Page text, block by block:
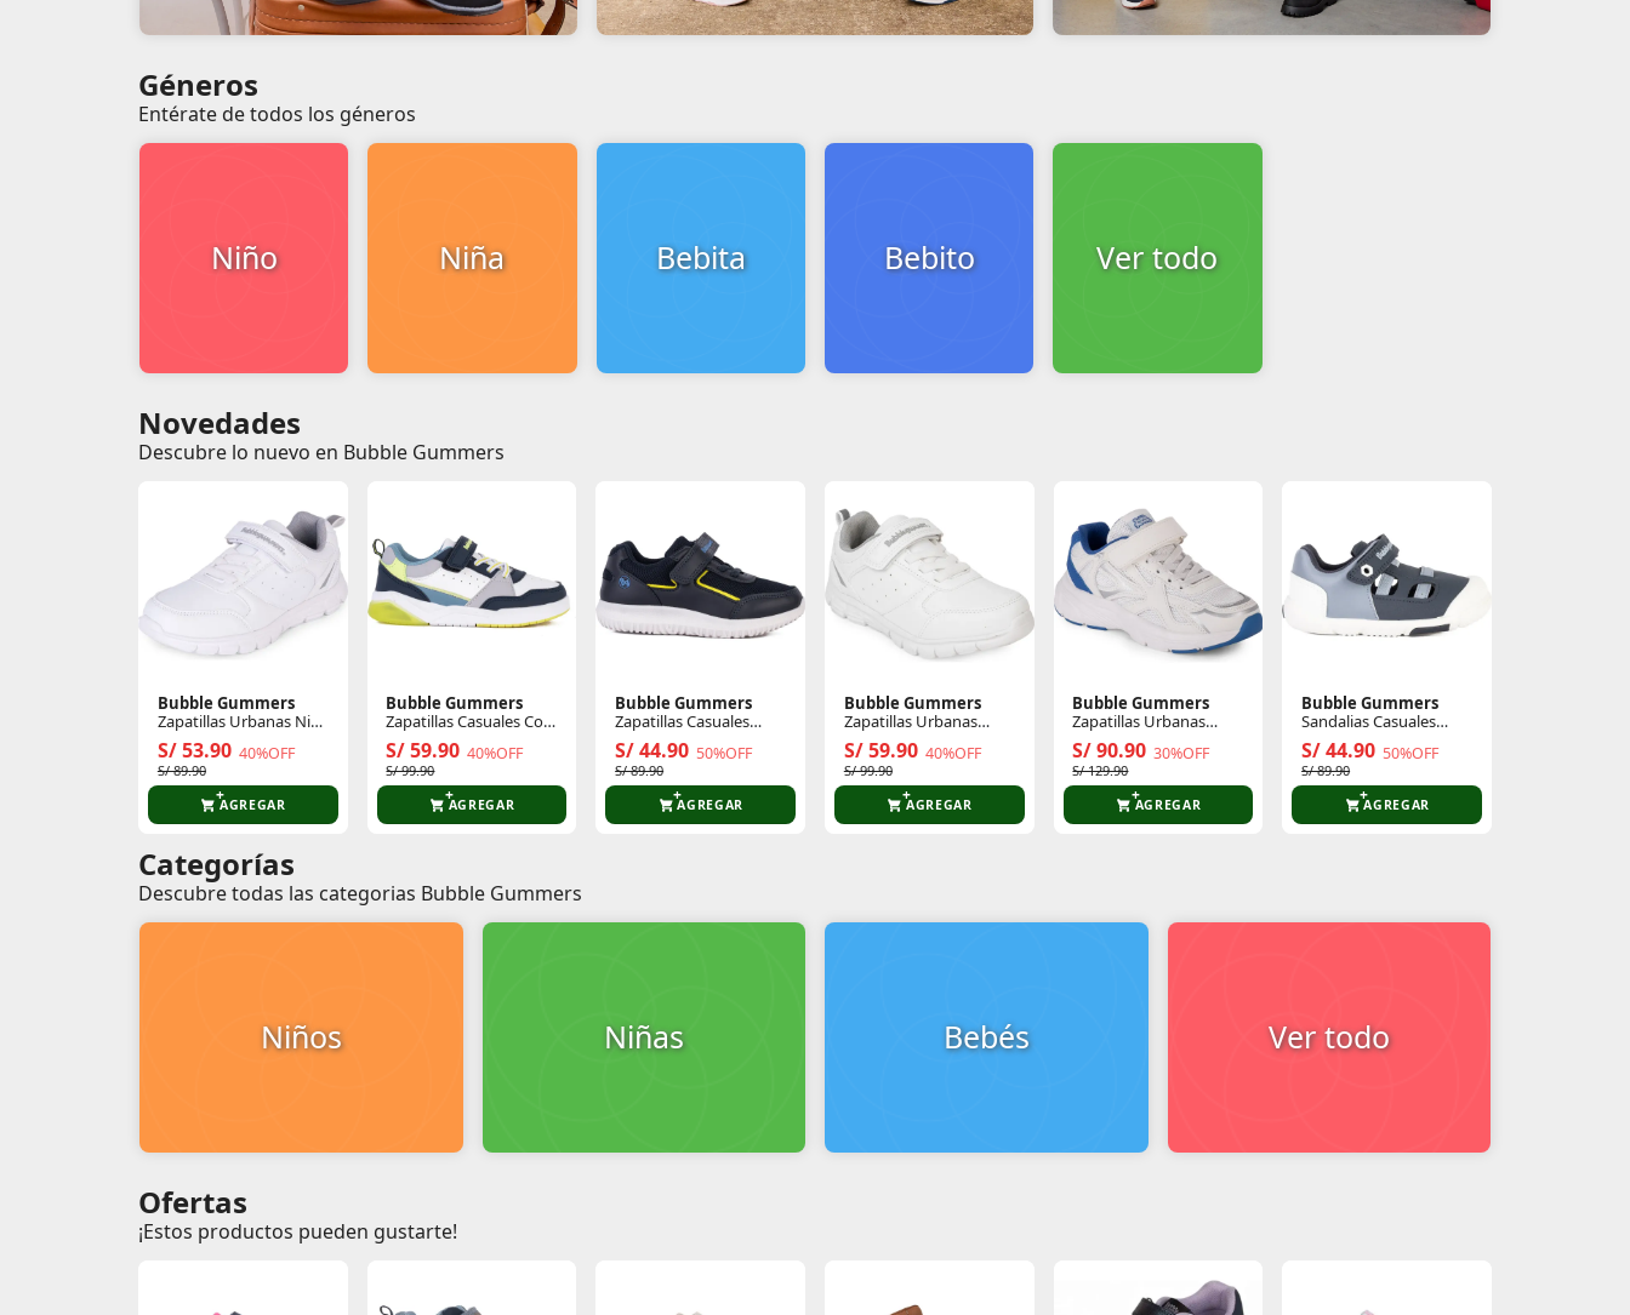
Géneros
Entérate de todos los géneros
Niño Niña Bebita Bebito Ver todo
Novedades
Descubre lo nuevo en Bubble Gummers
Bubble Gummers
Zapatillas Urbanas Niña
Tierra
S/ 53.90 40%OFF
S/ 89.90
AGREGAR
Bubble Gummers
Zapatillas Casuales Con
Luces Niño Dakar
S/ 59.90 40%OFF
S/ 99.90
AGREGAR
Bubble Gummers
Zapatillas Casuales
Niño Everglade
S/ 44.90 50%OFF
S/ 89.90
AGREGAR
Bubble Gummers
Zapatillas Urbanas
S/ 59.90 40%OFF
S/ 99.90
AGREGAR
Bubble Gummers
Zapatillas Urbanas
Niño Fountain
S/ 90.90 30%OFF
S/ 129.90
AGREGAR
Bubble Gummers
Sandalias Casuales
Bebita Echo
S/ 44.90 50%OFF
S/ 89.90
AGREGAR
Categorías
Descubre todas las categorias Bubble Gummers
Niños Niñas Bebés Ver todo
Ofertas
¡Estos productos pueden gustarte!